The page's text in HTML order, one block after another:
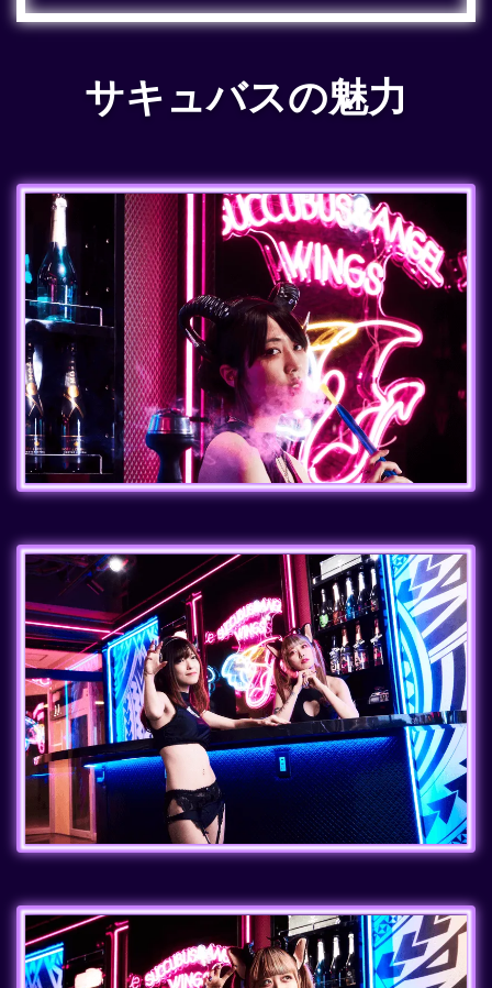
サキュバスの魅力